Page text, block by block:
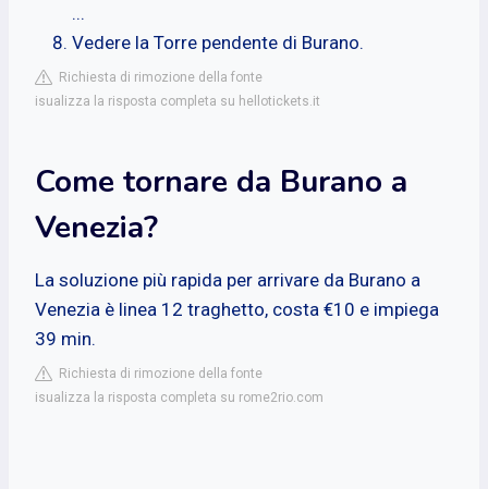
...
Vedere la Torre pendente di Burano.
Richiesta di rimozione della fonte
isualizza la risposta completa su hellotickets.it
Come tornare da Burano a
Venezia?
La soluzione più rapida per arrivare da Burano a
Venezia è linea 12 traghetto, costa €10 e impiega
39 min.
Richiesta di rimozione della fonte
isualizza la risposta completa su rome2rio.com